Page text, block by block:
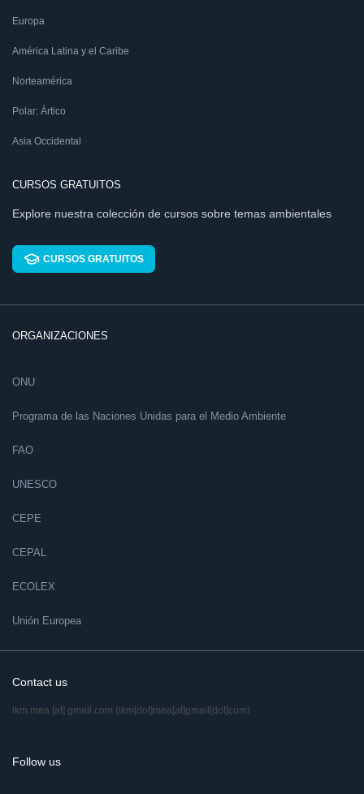
Europa
América Latina y el Caribe
Norteamérica
Polar: Ártico
Asia Occidental
CURSOS GRATUITOS
Explore nuestra colección de cursos sobre temas ambientales
CURSOS GRATUITOS
ORGANIZACIONES
ONU
Programa de las Naciones Unidas para el Medio Ambiente
FAO
UNESCO
CEPE
CEPAL
ECOLEX
Unión Europea
Contact us
ikm.mea [at] gmail.com (ikm[dot]mea[at]gmail[dot]com)
Follow us